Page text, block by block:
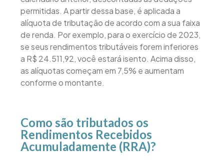
permitidas. A partir dessa base, é aplicada a
alíquota de tributação de acordo com a sua faixa
de renda. Por exemplo, para o exercício de 2023,
se seus rendimentos tributáveis forem inferiores
a R$ 24.511,92, você estará isento. Acima disso,
as alíquotas começam em 7,5% e aumentam
conforme o montante.
Como são tributados os
Rendimentos Recebidos
Acumuladamente (RRA)?